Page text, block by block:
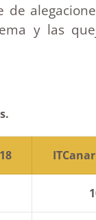
de
y las